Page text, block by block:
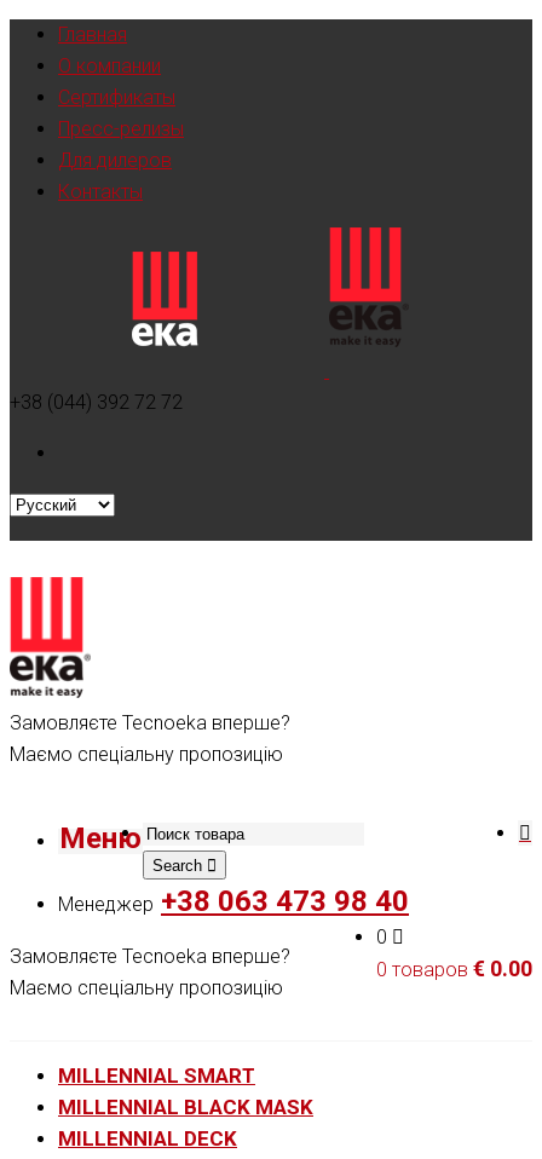
Главная
О компании
Сертификаты
Пресс-релизы
Для дилеров
Контакты
+38 (044) 392 72 72
Замовляєте Tecnoeka вперше?
Маємо спеціальну пропозицію
Меню
Search
Менеджер +38 063 473 98 40
0
0 товаров € 0.00
Замовляєте Tecnoeka вперше?
Маємо спеціальну пропозицію
MILLENNIAL SMART
MILLENNIAL BLACK MASK
MILLENNIAL DECK